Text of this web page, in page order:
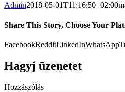
Admin2018-05-01T11:16:50+02:00
Share This Story, Choose Your
FacebookRedditLinkedInWhatsApp
Hagyj üzenetet
Hozzászólás